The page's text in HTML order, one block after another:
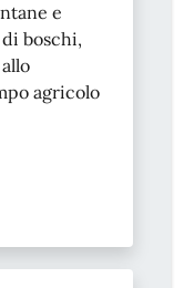
e
boschi,
agricolo